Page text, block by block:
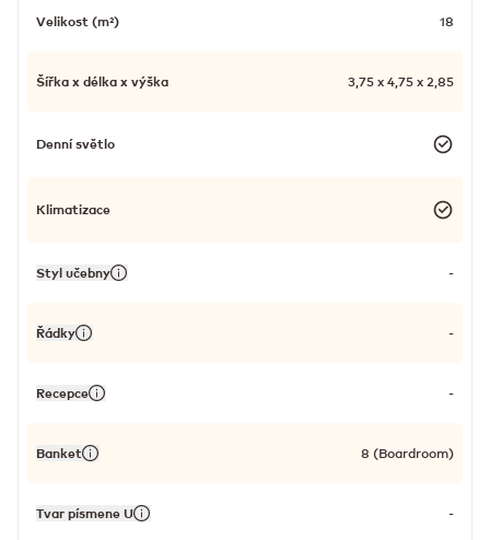
Velikost (m²) 18
Šířka x délka x výška 3,75 x 4,75 x 2,85
Denní světlo
Klimatizace
Styl učebny -
Řádky -
Recepce -
Banket 8 (Boardroom)
Tvar písmene U -